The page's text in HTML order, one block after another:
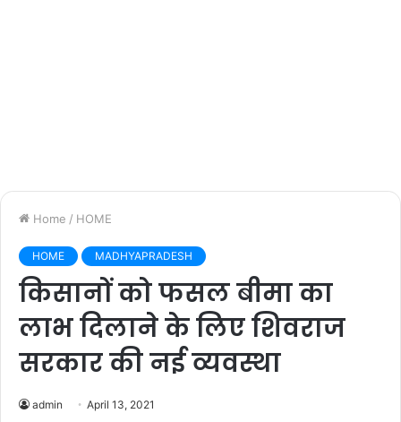
Home / HOME
HOME MADHYAPRADESH
किसानों को फसल बीमा का
लाभ दिलाने के लिए शिवराज
सरकार की नई व्यवस्था
admin April 13, 2021